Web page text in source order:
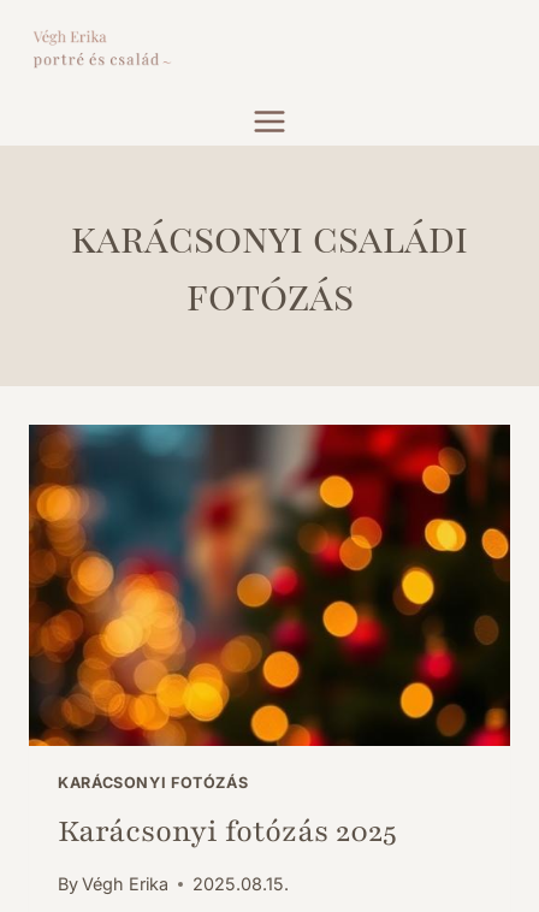
content
karácsonyi családi
fotózás
KARÁCSONYI FOTÓZÁS
Karácsonyi fotózás 2025
ByVégh Erika 2025.08.15.